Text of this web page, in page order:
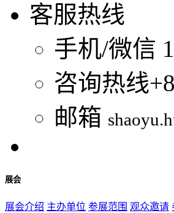
客服热线
手机/微信
咨询热线
邮箱
展会
展会介绍 主办单位 参展范围 观众邀请